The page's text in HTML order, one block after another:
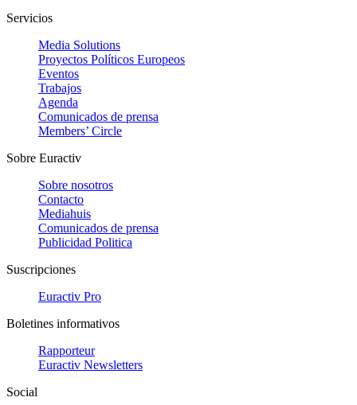
Servicios
Media Solutions
Proyectos Políticos Europeos
Eventos
Trabajos
Agenda
Comunicados de prensa
Members’ Circle
Sobre Euractiv
Sobre nosotros
Contacto
Mediahuis
Comunicados de prensa
Publicidad Politica
Suscripciones
Euractiv Pro
Boletines informativos
Rapporteur
Euractiv Newsletters
Social